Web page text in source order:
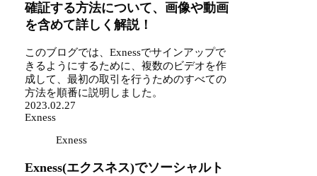
確証する方法について、画像や動画
を含めて詳しく解説！
このブログでは、Exnessでサインアップで
きるようにするために、複数のビデオを作
成して、最初の取引を行うためのすべての
方法を順番に説明しました。
2023.02.27
Exness
Exness
Exness(エクスネス)でソーシャルト